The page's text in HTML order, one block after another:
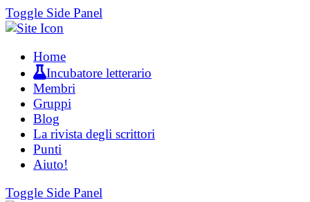
Toggle Side Panel
Home
Incubatore letterario
Membri
Gruppi
Blog
La rivista degli scrittori
Punti
Aiuto!
Toggle Side Panel